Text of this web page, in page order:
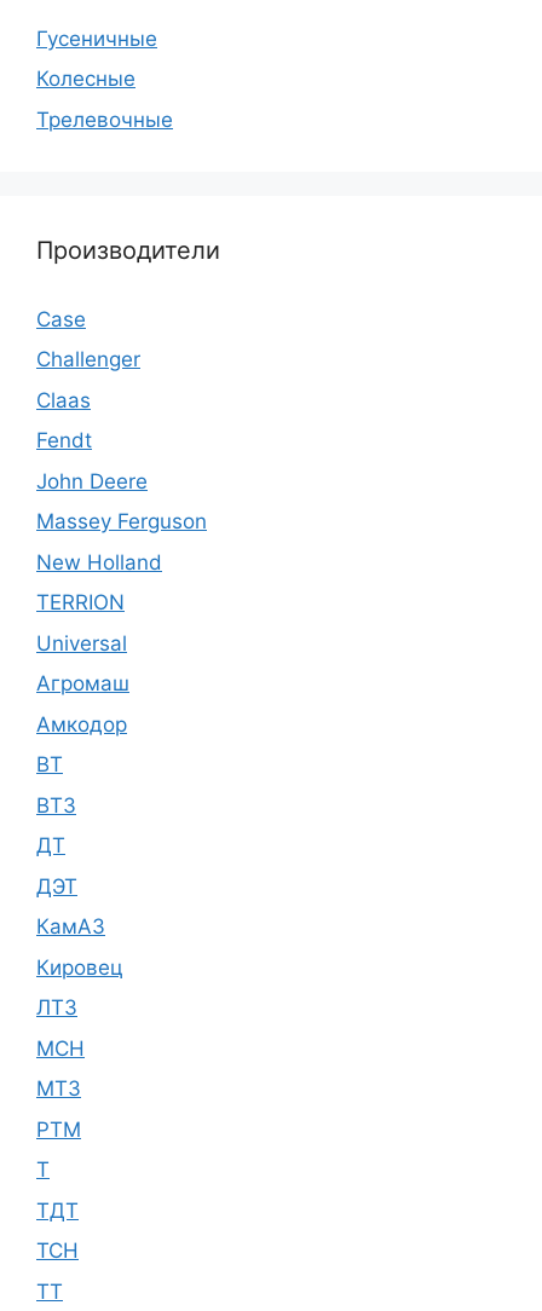
Гусеничные
Колесные
Трелевочные
Производители
Case
Challenger
Claas
Fendt
John Deere
Massey Ferguson
New Holland
TERRION
Universal
Агромаш
Амкодор
ВТ
ВТЗ
ДТ
ДЭТ
КамАЗ
Кировец
ЛТЗ
МСН
МТЗ
РТМ
Т
ТДТ
ТСН
ТТ